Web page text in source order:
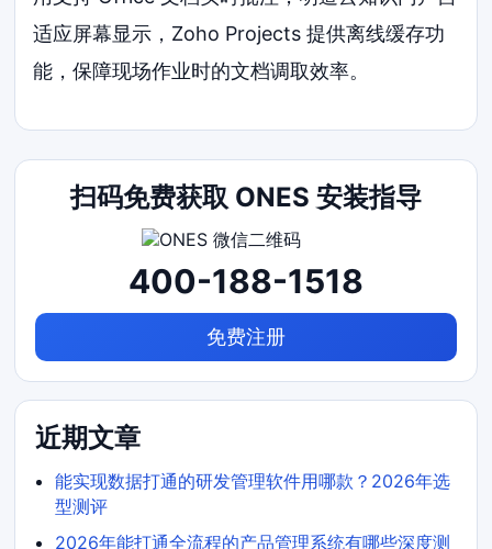
适应屏幕显示，Zoho Projects 提供离线缓存功
能，保障现场作业时的文档调取效率。
扫码免费获取 ONES 安装指导
400-188-1518
免费注册
近期文章
能实现数据打通的研发管理软件用哪款？2026年选
型测评
2026年能打通全流程的产品管理系统有哪些深度测